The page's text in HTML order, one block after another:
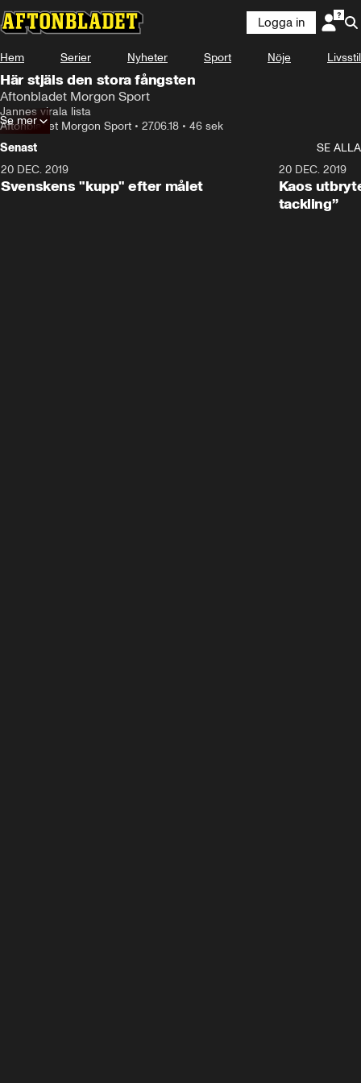
Logga in
Hem Serier Nyheter Sport Nöje Livsstil
Här stjäls den stora fångsten
Aftonbladet Morgon Sport
Jannes virala lista
Aftonbladet Morgon Sport • 27.06.18 • 46 sek
Se mer
Senast
SE ALLA
20 DEC. 2019
Svenskens "kupp" efter målet
20 DEC. 2019
Kaos
tackling”